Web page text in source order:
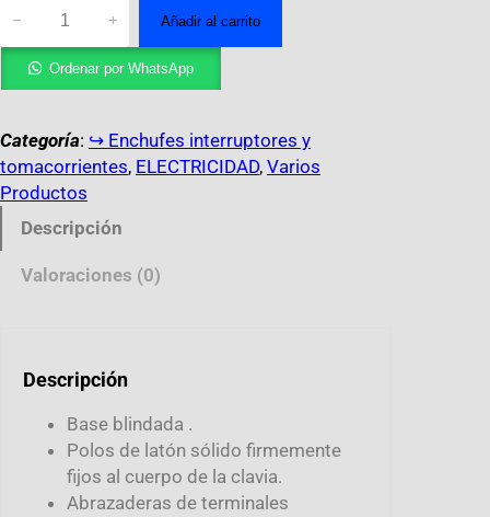
− + Añadir al carrito
Ordenar por WhatsApp
Categoría: ↪︎ Enchufes interruptores y
tomacorrientes, ELECTRICIDAD, Varios
Productos
Descripción
Valoraciones (0)
Descripción
Base blindada .
Polos de latón sólido firmemente
fijos al cuerpo de la clavia.
Abrazaderas de terminales